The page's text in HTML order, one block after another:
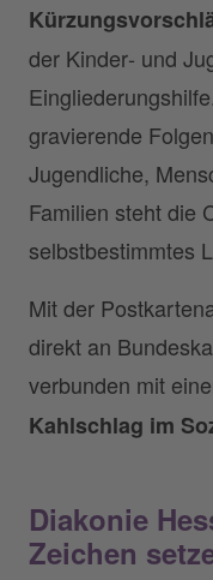
der Kinder‑ und
gravierende
Jugendliche,
Familien steht die
selbstbestimmtes
Mit der
direkt an
verbunden mit
Kahlschlag im
Diakonie
Zeichen